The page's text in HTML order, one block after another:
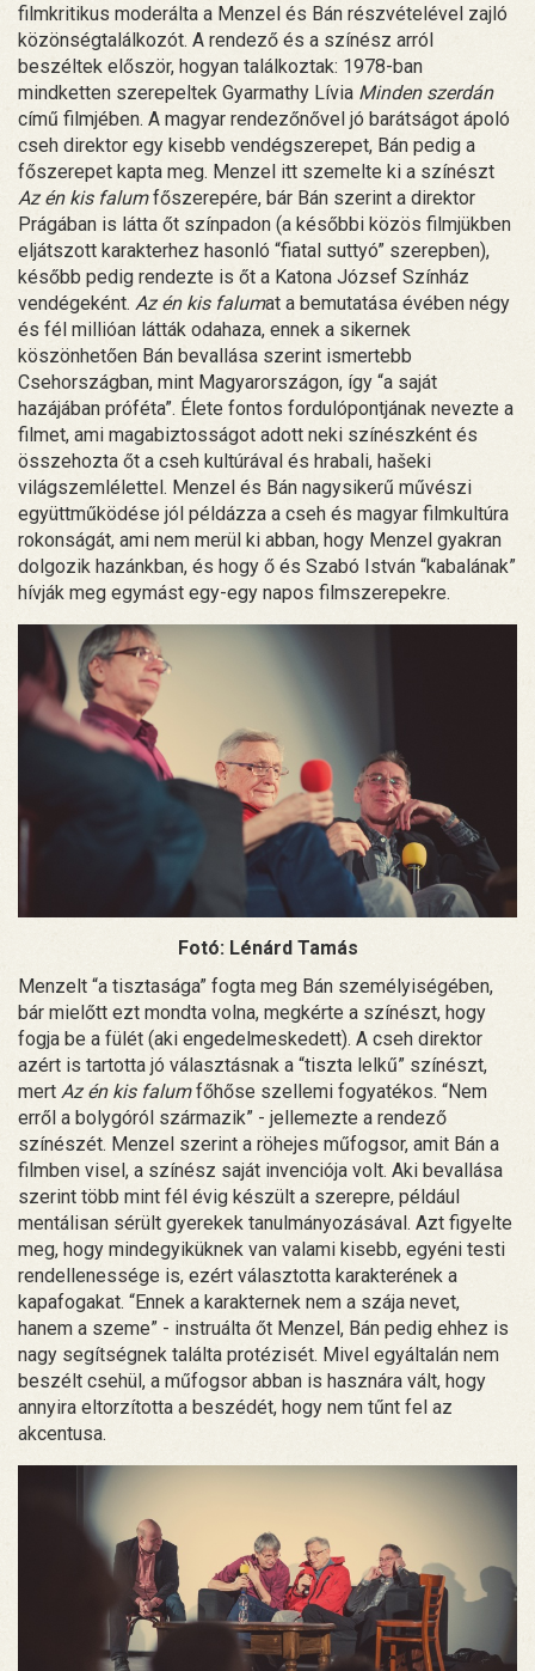
filmkritikus moderálta a Menzel és Bán részvételével zajló
közönségtalálkozót. A rendező és a színész arról
beszéltek először, hogyan találkoztak: 1978-ban
mindketten szerepeltek Gyarmathy Lívia Minden szerdán
című filmjében. A magyar rendezőnővel jó barátságot ápoló
cseh direktor egy kisebb vendégszerepet, Bán pedig a
főszerepet kapta meg. Menzel itt szemelte ki a színészt
Az én kis falumfőszerepére, bár Bán szerint a direktor
Prágában is látta őt színpadon (a későbbi közös filmjükben
eljátszott karakterhez hasonló “fiatal suttyó” szerepben),
később pedig rendezte is őt a Katona József Színház
vendégeként. Az én kis falumat a bemutatása évében négy
és fél millióan látták odahaza, ennek a sikernek
köszönhetően Bán bevallása szerint ismertebb
Csehországban, mint Magyarországon, így “a saját
hazájában próféta”. Élete fontos fordulópontjának nevezte a
filmet, ami magabiztosságot adott neki színészként és
összehozta őt a cseh kultúrával és hrabali, hašeki
világszemlélettel. Menzel és Bán nagysikerű művészi
együttműködése jól példázza a cseh és magyar filmkultúra
rokonságát, ami nem merül ki abban, hogy Menzel gyakran
dolgozik hazánkban, és hogy ő és Szabó István “kabalának”
hívják meg egymást egy-egy napos filmszerepekre.
Fotó: Lénárd Tamás
Menzelt “a tisztasága” fogta meg Bán személyiségében,
bár mielőtt ezt mondta volna, megkérte a színészt, hogy
fogja be a fülét (aki engedelmeskedett). A cseh direktor
azért is tartotta jó választásnak a “tiszta lelkű” színészt,
mert Az én kis falumfőhőse szellemi fogyatékos. “Nem
erről a bolygóról származik” - jellemezte a rendező
színészét. Menzel szerint a röhejes műfogsor, amit Bán a
filmben visel, a színész saját invenciója volt. Aki bevallása
szerint több mint fél évig készült a szerepre, például
mentálisan sérült gyerekek tanulmányozásával. Azt figyelte
meg, hogy mindegyiküknek van valami kisebb, egyéni testi
rendellenessége is, ezért választotta karakterének a
kapafogakat. “Ennek a karakternek nem a szája nevet,
hanem a szeme” - instruálta őt Menzel, Bán pedig ehhez is
nagy segítségnek találta protézisét. Mivel egyáltalán nem
beszélt csehül, a műfogsor abban is hasznára vált, hogy
annyira eltorzította a beszédét, hogy nem tűnt fel az
akcentusa.